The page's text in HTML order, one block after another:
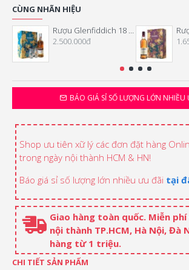
BÁO GIÁ SỈ SỐ LƯỢNG LỚN NHIỀU
CÙNG NHÃN HIỆU
Rượu Glenfiddich 18 Năm Hộp Quà Tết 2026
2.500.000đ
Shop ưu tiên xữ lý các đơn đặt hàng
trong ngày nội thành HCM & HN!
Báo giá sỉ số lượng lớn nhiều ưu đãi tại
Giao hàng toàn quốc. Miễn
nội thành TP.HCM, Hà Nội, Đà
hàng từ 1 triệu.
CHI TIẾT SẢN PHẨM